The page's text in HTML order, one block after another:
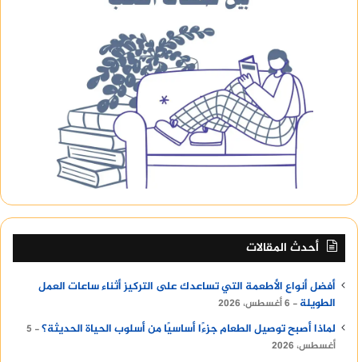
أحدث المقالات
أفضل أنواع الأطعمة التي تساعدك على التركيز أثناء ساعات العمل
الطويلة
6 أغسطس، 2026
لماذا أصبح توصيل الطعام جزءًا أساسيًا من أسلوب الحياة الحديثة؟
5
أغسطس، 2026